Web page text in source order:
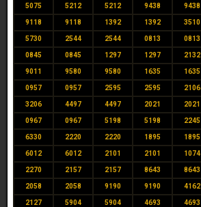
5075 5212 5212 9438 9438
9118 9118 1392 1392 3510
5730 2544 2544 0813 0813
0845 0845 1297 1297 2132
9011 9580 9580 1635 1635
0957 0957 2595 2595 2106
3206 4497 4497 2021 2021
0967 0967 5198 5198 2245
6330 2220 2220 1895 1895
6012 6012 2101 2101 1074
2270 2157 2157 8643 8643
2058 2058 9190 9190 4162
2127 5904 5904 4693 4693